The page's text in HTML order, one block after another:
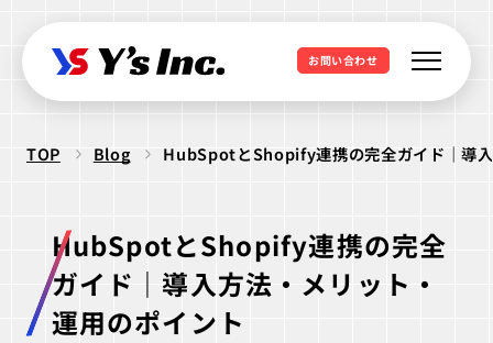
お問い合わせ
Web制作
コーポレートサイト制作
採用サイト制作
Webマーケティング支援
SEO支援
データ基盤構築
BIツール導入
Web開発・アプリ開発
・ラボ型開発
TOP Blog HubSpotとShopify連携の完全ガイド｜導
HubSpotとShopify連携の完全
ガイド｜導入方法・メリット・
運用のポイント